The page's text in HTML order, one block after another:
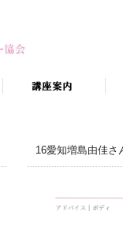
16愛知増島由佳さ